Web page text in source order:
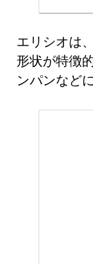
エリシオは
形状が特徴
ンパンなど